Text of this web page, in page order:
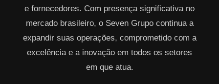
e fornecedores. Com presença significativa no
mercado brasileiro, o Seven Grupo continua a
expandir suas operações, comprometido com a
excelência e a inovação em todos os setores
em que atua.